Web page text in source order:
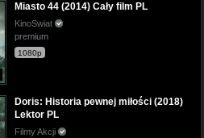
Miasto 44 (2014) Cały film PL
KinoSwiat
premium
1080p
Doris: Historia pewnej miłości (2018)
Lektor PL
Filmy Akcji